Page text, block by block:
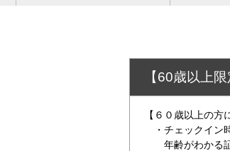
【60歳以上
【６０歳以上の方
・チェックイン
年齢がわかる証